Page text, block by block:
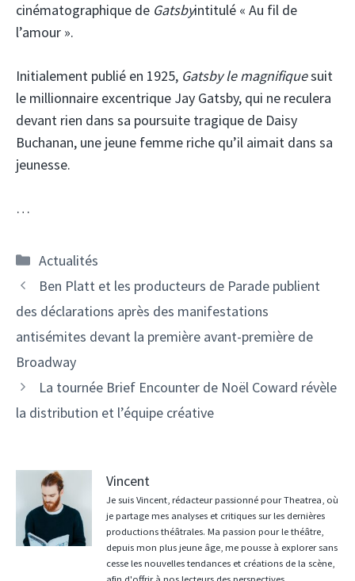
cinématographique de Gatsbyintitulé « Au fil de
l’amour ».
Initialement publié en 1925, Gatsby le magnifiquesuit
le millionnaire excentrique Jay Gatsby, qui ne reculera
devant rien dans sa poursuite tragique de Daisy
Buchanan, une jeune femme riche qu’il aimait dans sa
jeunesse.
…
Catégories
Actualités
Ben Platt et les producteurs de Parade publient
des déclarations après des manifestations
antisémites devant la première avant-première de
Broadway
La tournée Brief Encounter de Noël Coward révèle
la distribution et l’équipe créative
Vincent
Je suis Vincent, rédacteur passionné pour Theatrea, où
je partage mes analyses et critiques sur les dernières
productions théâtrales. Ma passion pour le théâtre,
depuis mon plus jeune âge, me pousse à explorer sans
cesse les nouvelles tendances et créations de la scène,